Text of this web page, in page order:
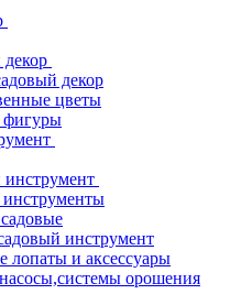
декор
цветы
фигуры
инструмент
лопаты и аксессуары
орошения